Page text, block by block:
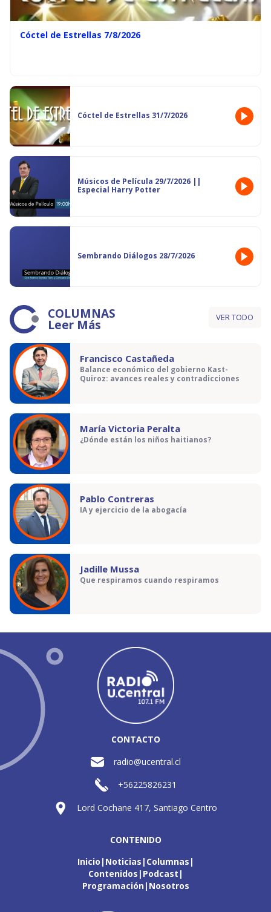
Cóctel de Estrellas 7/8/2026
Cóctel de Estrellas 31/7/2026
Músicos de Película 29/7/2026 ||
Especial Harry Potter
Sembrando Diálogos 28/7/2026
COLUMNAS
Leer Más VER TODO
Francisco Castañeda
Balance económico del gobierno Kast-
Quiroz: avances reales y contradicciones
María Victoria Peralta
¿Dónde están los niños haitianos?
Pablo Contreras
IA y ejercicio de la abogacía
Jadille Mussa
Que respiramos cuando respiramos
CONTACTO
radio@ucentral.cl
+56225826231
Lord Cochane 417, Santiago Centro
CONTENIDO
Inicio Noticias Columnas
Contenidos Podcast
Programación Nosotros